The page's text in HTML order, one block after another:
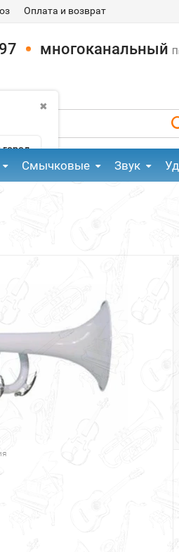
Оплата и возврат
многоканальный
✖
город
Смычковые Звук